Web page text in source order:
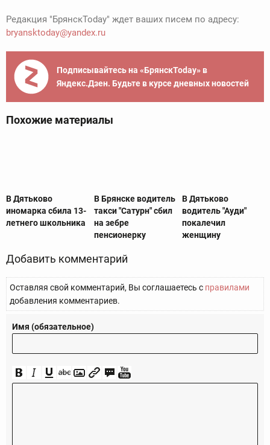
Редакция "БрянскToday" ждет ваших писем по адресу:
bryansktoday@yandex.ru
Подписывайтесь на «БрянскToday» в
Яндекс.Дзен. Будьте в курсе дневных новостей
Похожие материалы
В Дятьково
иномарка сбила 13-
летнего школьника
В Брянске водитель
такси "Сатурн" сбил
на зебре
пенсионерку
В Дятьково
водитель "Ауди"
покалечил
женщину
Добавить комментарий
Оставляя свой комментарий, Вы соглашаетесь с правилами
добавления комментариев.
Имя (обязательное)